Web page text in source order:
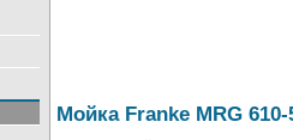
Мойка Franke MRG 610-